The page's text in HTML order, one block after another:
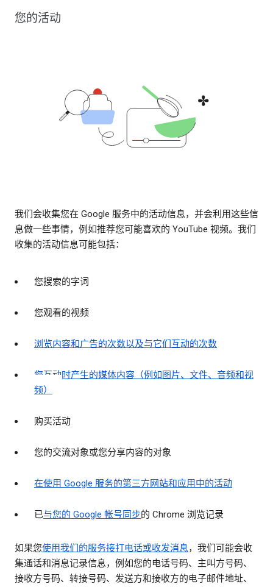
您的活动
我们会收集您在 Google 服务中的活动信息，并会利用这些信
息做一些事情，例如推荐您可能喜欢的 YouTube 视频。我们
收集的活动信息可能包括：
您搜索的字词
您观看的视频
浏览内容和广告的次数以及与它们互动的次数
您互动时产生的媒体内容（例如图片、文件、音频和视
频）
购买活动
您的交流对象或您分享内容的对象
在使用 Google 服务的第三方网站和应用中的活动
已与您的 Google 帐号同步的 Chrome 浏览记录
如果您使用我们的服务接打电话或收发消息，我们可能会收
集通话和消息记录信息，例如您的电话号码、主叫方号码、
接收方号码、转接号码、发送方和接收方的电子邮件地址、